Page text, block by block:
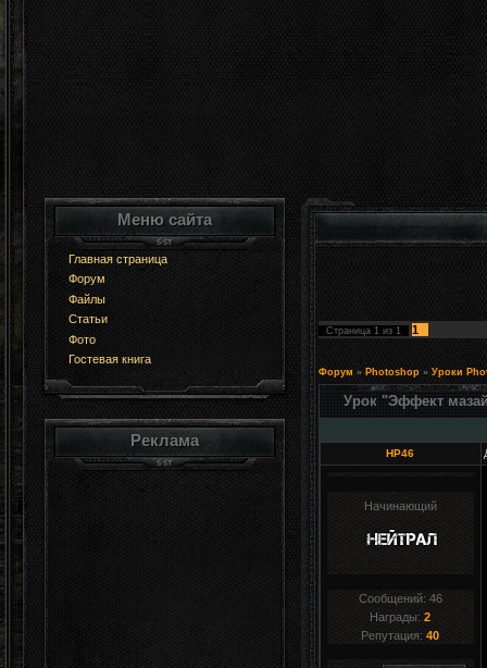
Меню сайта
Главная страница
Форум
Файлы
Статьи
Фото
Гостевая книга
Реклама
Страница 1 из 1 1
Форум » Photoshop » Уроки
Урок "Эффект
HP46
Начинающий
Сообщений: 46
Награды:2
Репутация:40